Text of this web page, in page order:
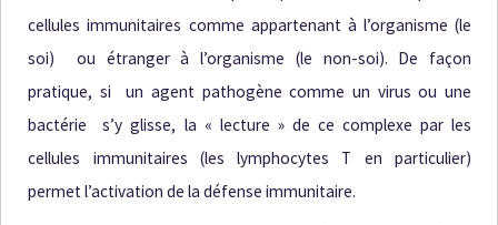
cellules immunitaires comme appartenant à l’organisme (le
soi) ou étranger à l’organisme (le non-soi). De façon
pratique, si un agent pathogène comme un virus ou une
bactérie s’y glisse, la « lecture » de ce complexe par les
cellules immunitaires (les lymphocytes T en particulier)
permet l’activation de la défense immunitaire.